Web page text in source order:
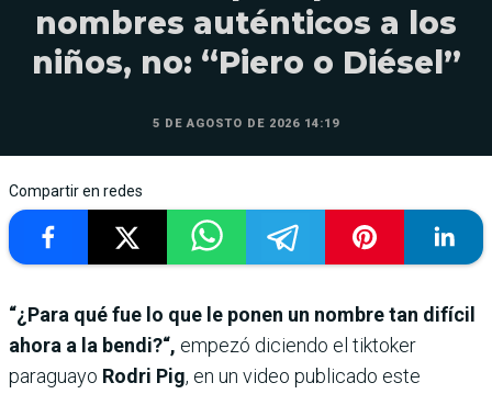
nombres auténticos a los
niños, no: “Piero o Diésel”
5 DE AGOSTO DE 2026 14:19
Compartir en redes
“¿Para qué fue lo que le ponen un nombre tan difícil
ahora a la bendi?“, empezó diciendo el tiktoker
paraguayo Rodri Pig, en un video publicado este